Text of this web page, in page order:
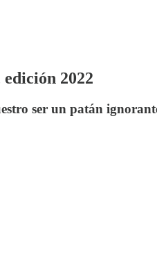
2022
ser un patán